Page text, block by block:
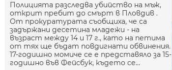
Полицията разследва убийство на мъж,
открит пребит до смърт в Пловдив .
От прокуратурата съобщиха, че са
задържани десетина младежи - на
възраст между 14 и 17 г., като на петима
от тях ще бъдат повдигнати обвинения.
17-годишно момиче се е представяло за 15-
годишно във Фейсбук, където се...